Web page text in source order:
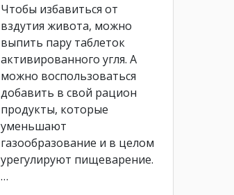
Чтобы избавиться от
вздутия живота, можно
выпить пару таблеток
активированного угля. А
можно воспользоваться
добавить в свой рацион
продукты, которые
уменьшают
газообразование и в целом
урегулируют пищеварение.
…